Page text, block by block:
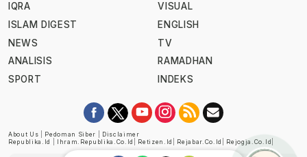
IQRA
ISLAM DIGEST
NEWS
ANALISIS
SPORT
VISUAL
ENGLISH
TV
RAMADHAN
INDEKS
About Us Pedoman Siber
Disclaimer
Republika.id
Ihram.republika.co.id Retizen.id Rejabar.co.id Rejogja.co.id